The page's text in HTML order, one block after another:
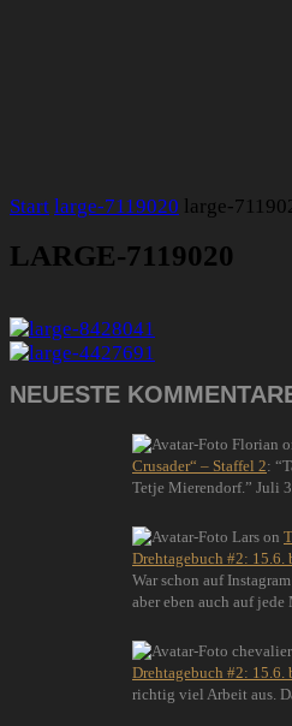
Start large-7119020 large-
LARGE-7119020
NEUESTE
Florian
Crusader“ – Staffel 2: “
Tetje Mierendorf. ” Juli
Lars on
Drehtagebuch #2: 15.6.
War schon auf
aber eben auch auf jede
chevalier
Drehtagebuch #2: 15.6.
richtig viel Arbeit aus.